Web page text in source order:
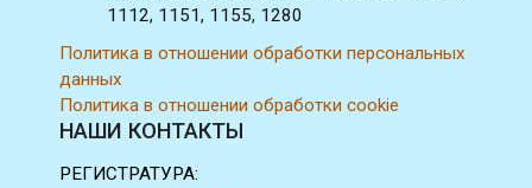
1112, 1151, 1155, 1280
Политика в отношении обработки персональных
данных
Политика в отношении обработки cookie
НАШИ КОНТАКТЫ
РЕГИСТРАТУРА: